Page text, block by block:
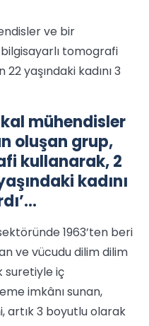
ve bir
tomografi
yaşındaki kadını 3
mühendisler
oluşan grup,
kullanarak, 2
kadını
1963’ten beri
ve vücudu dilim dilim
suretiyle iç
imkânı sunan,
artık 3 boyutlu olarak